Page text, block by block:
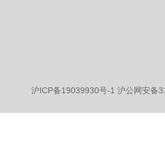
沪ICP备19039930号-1 沪公网安备